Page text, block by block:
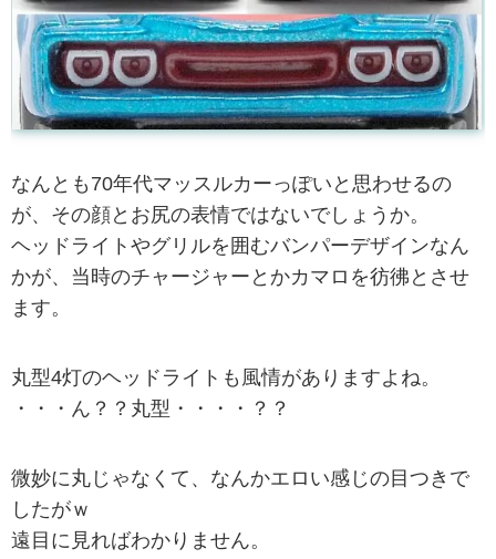
なんとも70年代マッスルカーっぽいと思わせるの
が、その顔とお尻の表情ではないでしょうか。
ヘッドライトやグリルを囲むバンパーデザインなん
かが、当時のチャージャーとかカマロを彷彿とさせ
ます。
丸型4灯のヘッドライトも風情がありますよね。
・・・ん？？丸型・・・・？？
微妙に丸じゃなくて、なんかエロい感じの目つきで
したがｗ
遠目に見ればわかりません。